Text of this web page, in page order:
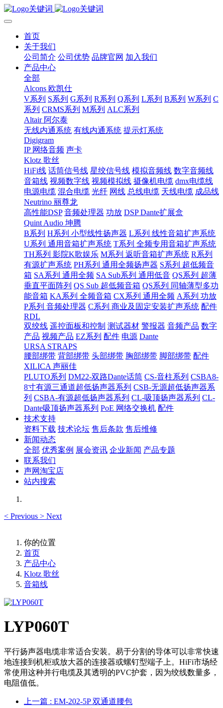
首页
关于我们
公司简介 公司优势 品牌官网 加入我们
产品中心
全部
Alcons 欧凯仕
V系列 S系列 G系列 R系列 Q系列 L系列 B系列 W系列 C
系列 CRMS系列 M系列 ALC系列
Altair 阿尔泰
无线内通系统 有线内通系统 提示灯系统
Digigram
IP 网络音频 声卡
Klotz 歌丝
HiFi线 话筒信号线 星绞信号线 模拟音频线 数字音频线
音箱线 视频数字线 视频模拟线 摄像机电缆 dmx电缆线
电源电缆 混合电缆 光纤 网线 总线电缆 天线电缆 成品线
Neutrino 丽尊龙
高性能DSP 音频处理器 功放 DSP Dante扩展盒
Quint Audio 坤腾
B系列 H系列 小型线性扬声器 L系列 线性音箱扩声系统
U系列 通用音箱扩声系统 T系列 全频专用音箱扩声系统
TH系列 影院K歌娱乐 M系列 返听音箱扩声系统 R系列
有源扩声系统 PH系列 通用全频扬声器 S系列 超低频音
箱 SA系列 通用全频 SA Sub系列 通用低音 QS系列 超薄
垂直平面阵列 QS Sub 超低频音箱 QS系列 同轴薄型多功
能音箱 KA系列 全频音箱 CX系列 通用全频 A系列 功放
P系列 音频处理器 C系列 商业及固定安装扩声系统 配件
RDL
双绞线 遥控面板和控制 测试器材 警报器 音频产品 数字
产品 视频产品 EZ系列 配件 电源 Dante
URSA STRAPS
腰部绑带 背部绑带 头部绑带 胸部绑带 脚部绑带 配件
XILICA 声丽佳
PLUTO系列 DM22-双路Dante话筒 CS-音柱系列 CSBA8-
8寸有源三通道超低扬声器系列 CSB-无源超低扬声器系
列 CSBA-有源超低扬声器系列 CL-吸顶扬声器系列 CL-
Dante吸顶扬声器系列 PoE 网络交换机 配件
技术支持
资料下载 技术论坛 售后条款 售后维修
新闻动态
全部 优秀案例 展会资讯 企业新闻 产品专题
联系我们
声网淘宝店
站内搜索
< Previous > Next
你的位置
首页
产品中心
Klotz 歌丝
音箱线
LYP060T
平行扬声器电缆非常适合安装。易于分割的导体可以非常快速
地连接到机柜或放大器的连接器或螺钉型端子上。HiFi市场经
常使用这种并行电缆及其透明的PVC护套，因为绞线数量多，
电阻值低。
上一篇 : EM-202-5P 双通道腰包